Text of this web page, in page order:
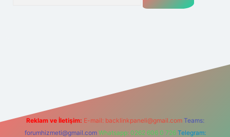
Reklam ve İletişim: E-mail: backlinkpaneli@gmail.com Teams:
forumhizmeti@gmail.com Whatsapp: 0262 606 0 726 Telegram: